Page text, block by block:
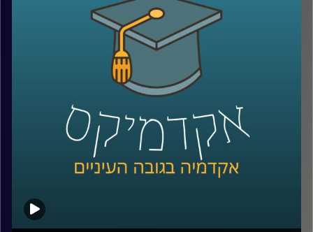
שלהם באופן עצמאי.
ככל שהמערכות האלה הופכות לחכמות יותר, עולה שאלה
הרבה יותר גדולה מרק מה הטכנולוגיה יודעת לעשות: האם
אנחנו יכולים לסמוך עליה? מתי אדם צריך לקבל את ההחלטה,
ומתי אפשר לתת למכונה לעשות את זה? ואם היא טועה, מי
על כל אלו נדבר עם ד״ר אביב בר זוהר, דוקטור למשפטים
בנושא חוקיות רחפנים אוטונומיים קטלניים ומשמעות
מעורבות האדם בחוג ההפעלה.
קרדיט תמונות:AudioVersity